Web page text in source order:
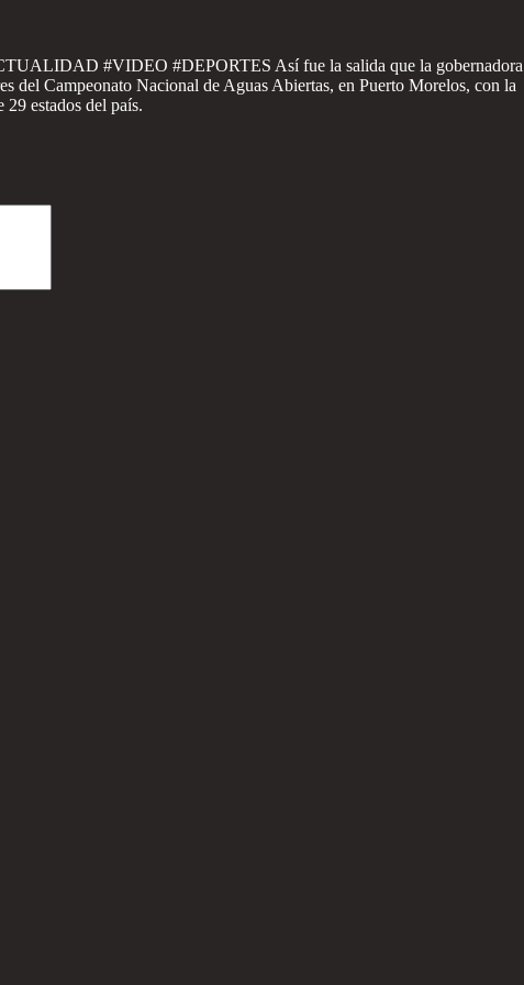
#VIDEO #DEPORTES Así fue la salida que la gobernadora
del Campeonato Nacional de Aguas Abiertas, en Puerto Morelos, con la
29 estados del país.